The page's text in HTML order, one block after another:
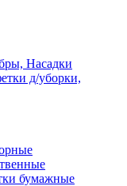
Насадки
д/уборки,
бумажные